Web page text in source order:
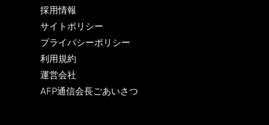
採用情報
サイトポリシー
プライバシーポリシー
利用規約
運営会社
AFP通信会長ごあいさつ